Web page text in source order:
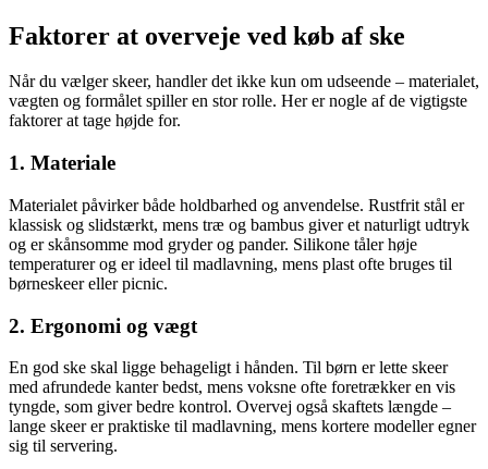
Faktorer at overveje ved køb af ske
Når du vælger skeer, handler det ikke kun om udseende – materialet,
vægten og formålet spiller en stor rolle. Her er nogle af de vigtigste
faktorer at tage højde for.
1. Materiale
Materialet påvirker både holdbarhed og anvendelse. Rustfrit stål er
klassisk og slidstærkt, mens træ og bambus giver et naturligt udtryk
og er skånsomme mod gryder og pander. Silikone tåler høje
temperaturer og er ideel til madlavning, mens plast ofte bruges til
børneskeer eller picnic.
2. Ergonomi og vægt
En god ske skal ligge behageligt i hånden. Til børn er lette skeer
med afrundede kanter bedst, mens voksne ofte foretrækker en vis
tyngde, som giver bedre kontrol. Overvej også skaftets længde –
lange skeer er praktiske til madlavning, mens kortere modeller egner
sig til servering.